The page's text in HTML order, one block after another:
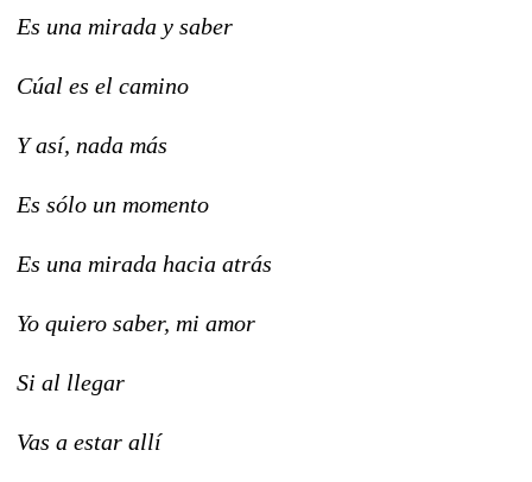
Es una mirada y saber
Cúal es el camino
Y así, nada más
Es sólo un momento
Es una mirada hacia atrás
Yo quiero saber, mi amor
Si al llegar
Vas a estar allí